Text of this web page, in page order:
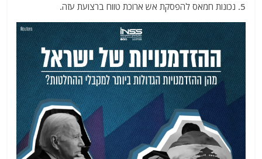
5. נכונות חמאס להפסקת אש ארוכת טווח ברצועת עזה.